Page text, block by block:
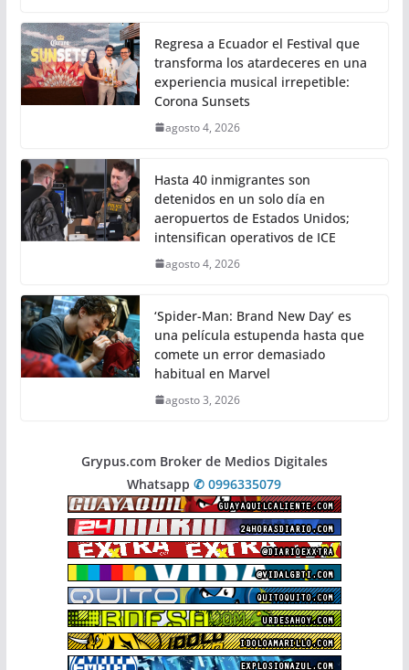
Regresa a Ecuador el Festival que
transforma los atardeceres en una
experiencia musical irrepetible:
Corona Sunsets
agosto 4, 2026
Hasta 40 inmigrantes son
detenidos en un solo día en
aeropuertos de Estados Unidos;
intensifican operativos de ICE
agosto 4, 2026
‘Spider-Man: Brand New Day’ es
una película estupenda hasta que
comete un error demasiado
habitual en Marvel
agosto 3, 2026
Grypus.com Broker de Medios Digitales
Whatsapp✆ 0996335079